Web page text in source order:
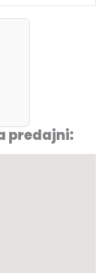
predajni: